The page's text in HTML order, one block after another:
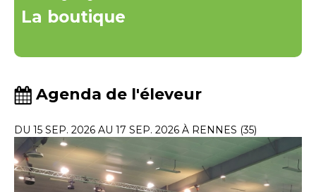
La boutique
Agenda de l'éleveur
DU 15 SEP. 2026 AU 17 SEP. 2026 À RENNES (35)